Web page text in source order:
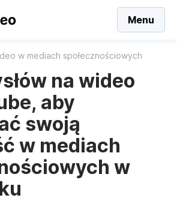
Menu
w mediach społecznościowych
na wideo
aby
swoją
w mediach
w